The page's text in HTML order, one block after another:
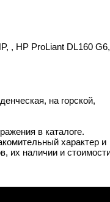
, HP ProLiant DL160 G6,
на горской,
в каталоге.
характер и
их наличии и